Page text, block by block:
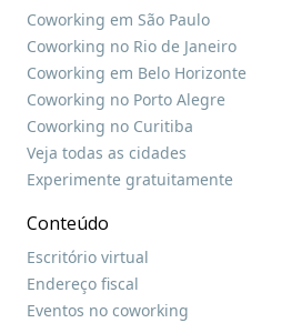
Coworking em São Paulo
Coworking no Rio de Janeiro
Coworking em Belo Horizonte
Coworking no Porto Alegre
Coworking no Curitiba
Veja todas as cidades
Experimente gratuitamente
Conteúdo
Escritório virtual
Endereço fiscal
Eventos no coworking